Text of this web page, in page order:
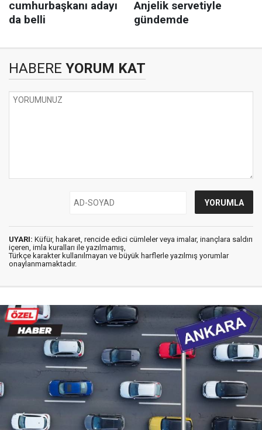
HABERE YORUM KAT
UYARI: Küfür, hakaret, rencide edici cümleler veya imalar, inançlara saldırı
içeren, imla kuralları ile yazılmamış,
Türkçe karakter kullanılmayan ve büyük harflerle yazılmış yorumlar
onaylanmamaktadır.